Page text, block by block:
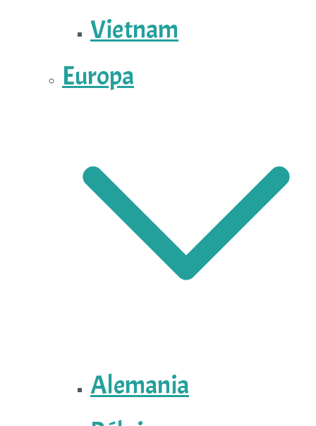
Vietnam
Europa
Alemania